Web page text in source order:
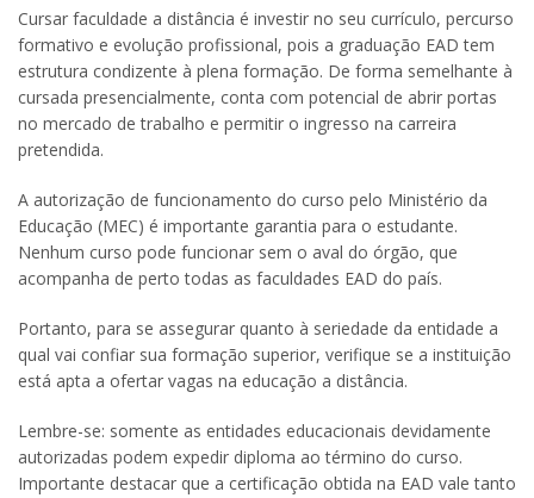
Cursar faculdade a distância é investir no seu currículo, percurso
formativo e evolução profissional, pois a graduação EAD tem
estrutura condizente à plena formação. De forma semelhante à
cursada presencialmente, conta com potencial de abrir portas
no mercado de trabalho e permitir o ingresso na carreira
pretendida.
A autorização de funcionamento do curso pelo Ministério da
Educação (MEC) é importante garantia para o estudante.
Nenhum curso pode funcionar sem o aval do órgão, que
acompanha de perto todas as faculdades EAD do país.
Portanto, para se assegurar quanto à seriedade da entidade a
qual vai confiar sua formação superior, verifique se a instituição
está apta a ofertar vagas na educação a distância.
Lembre-se: somente as entidades educacionais devidamente
autorizadas podem expedir diploma ao término do curso.
Importante destacar que a certificação obtida na EAD vale tanto